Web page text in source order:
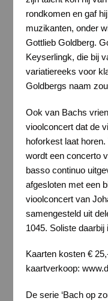
rondkomen en gaf
muzikanten, onder
Gottlieb Goldberg.
Keyserlingk, die bij
variatiereeks voor
Goldbergs naam
Ook van Bachs
vioolconcert dat de
hoforkest laat
wordt een concerto
basso continuo
afgesloten met een
vioolconcert van
samengesteld uit
1045. Soliste
Kaarten kosten €
kaartverkoop:
De serie ‘Bach op